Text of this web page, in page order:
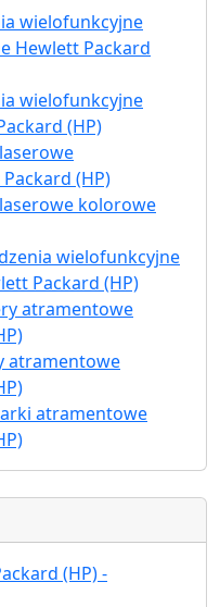
wielofunkcyjne
Hewlett Packard
wielofunkcyjne
(HP)
(HP)
kolorowe
wielofunkcyjne
Packard (HP)
atramentowe
atramentowe
atramentowe
(HP) -